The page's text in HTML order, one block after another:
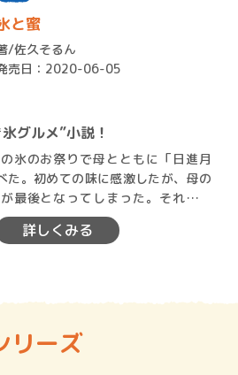
と蜜
/佐久そるん
売日：2020-06-05
グルメ”小説！
氷のお祭りで母とともに「日進月
た。初めての味に感激したが、母の
最後となってしまった。それ以降
詳しくみる
リーズ